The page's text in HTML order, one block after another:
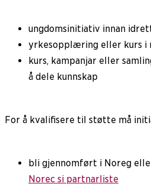
ungdomsinitiativ innan
yrkesopplæring eller kurs i
kurs, kampanjar eller
å dele kunnskap
For å kvalifisere til støtte må
bli gjennomført i Noreg
Norec si partnarliste